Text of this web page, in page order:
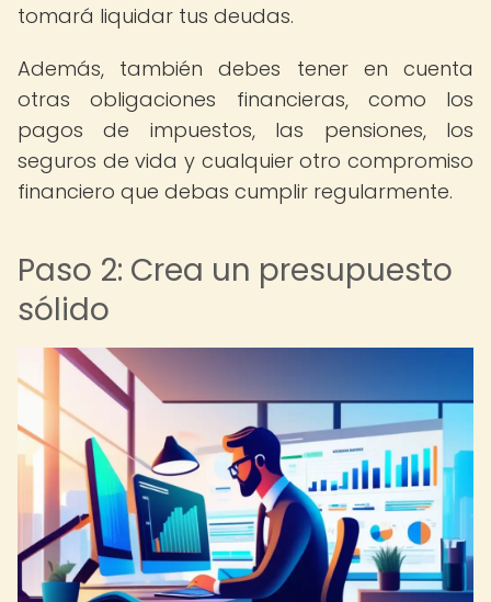
tomará liquidar tus deudas.
Además, también debes tener en cuenta
otras obligaciones financieras, como los
pagos de impuestos, las pensiones, los
seguros de vida y cualquier otro compromiso
financiero que debas cumplir regularmente.
Paso 2: Crea un presupuesto
sólido